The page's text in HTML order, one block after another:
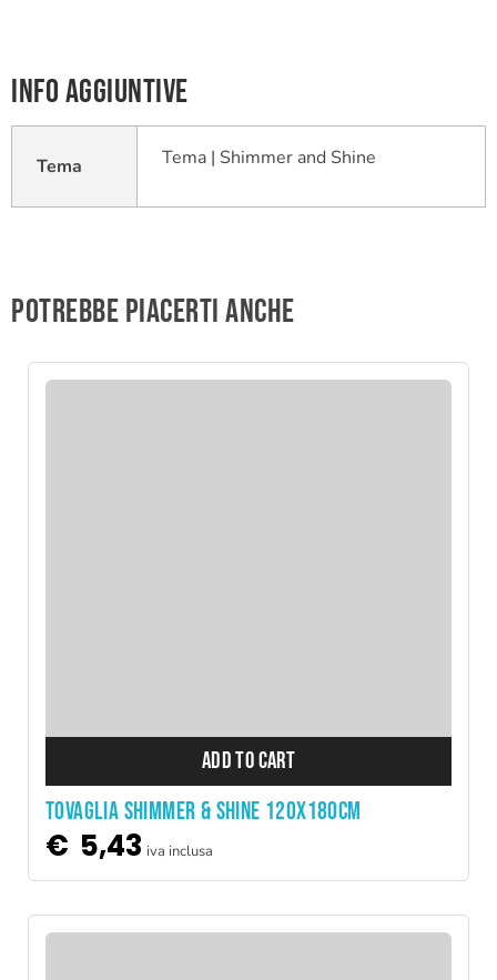
Info aggiuntive
Tema Tema | Shimmer and Shine
Potrebbe piacerti anche
ADD TO CART
TOVAGLIA SHIMMER & SHINE 120X180CM
€ 5,43 iva inclusa